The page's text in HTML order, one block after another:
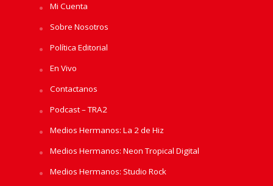
Mi Cuenta
Sobre Nosotros
Política Editorial
En Vivo
Contactanos
Podcast – TRA2
Medios Hermanos: La 2 de Hiz
Medios Hermanos: Neon Tropical Digital
Medios Hermanos: Studio Rock